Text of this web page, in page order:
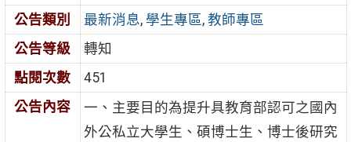
公告類別
最新消息, 學生專區, 教師專區
公告等級
轉知
點閱次數
451
公告內容
一、主要目的為提升具教育部認可之國內
外公私立大學生、碩博士生、博士後研究